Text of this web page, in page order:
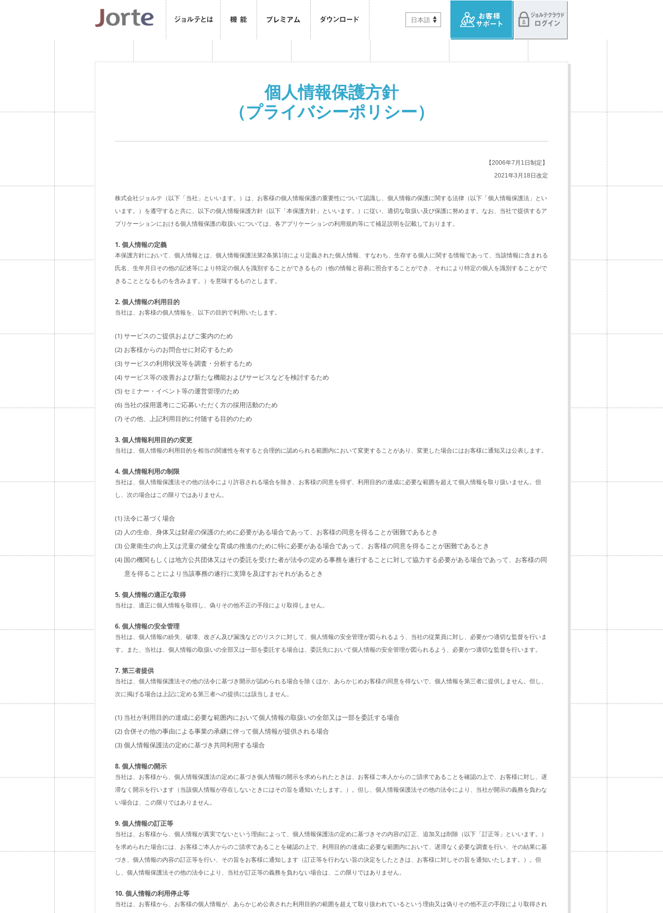
日本語
個人情報保護方針
（プライバシーポリシー）
【2006年7月1日制定】
2021年3月18日改定
株式会社ジョルテ（以下「当社」といいます。）は、お客様の個人情報保護の重要性について認識し、個人情報の保護に関する法律（以下「個人情報保護法」とい
います。）を遵守すると共に、以下の個人情報保護方針（以下「本保護方針」といいます。）に従い、適切な取扱い及び保護に努めます。なお、当社で提供するア
プリケーションにおける個人情報保護の取扱いについては、各アプリケーションの利用規約等にて補足説明を記載しております。
1. 個人情報の定義
本保護方針において、個人情報とは、個人情報保護法第2条第1項により定義された個人情報、すなわち、生存する個人に関する情報であって、当該情報に含まれる
氏名、生年月日その他の記述等により特定の個人を識別することができるもの（他の情報と容易に照合することができ、それにより特定の個人を識別することがで
きることとなるものを含みます。）を意味するものとします。
2. 個人情報の利用目的
当社は、お客様の個人情報を、以下の目的で利用いたします。
(1) サービスのご提供およびご案内のため
(2) お客様からのお問合せに対応するため
(3) サービスの利用状況等を調査・分析するため
(4) サービス等の改善および新たな機能およびサービスなどを検討するため
(5) セミナー・イベント等の運営管理のため
(6) 当社の採用選考にご応募いただく方の採用活動のため
(7) その他、上記利用目的に付随する目的のため
3. 個人情報利用目的の変更
当社は、個人情報の利用目的を相当の関連性を有すると合理的に認められる範囲内において変更することがあり、変更した場合にはお客様に通知又は公表します。
4. 個人情報利用の制限
当社は、個人情報保護法その他の法令により許容される場合を除き、お客様の同意を得ず、利用目的の達成に必要な範囲を超えて個人情報を取り扱いません。但
し、次の場合はこの限りではありません。
(1) 法令に基づく場合
(2) 人の生命、身体又は財産の保護のために必要がある場合であって、お客様の同意を得ることが困難であるとき
(3) 公衆衛生の向上又は児童の健全な育成の推進のために特に必要がある場合であって、お客様の同意を得ることが困難であるとき
(4) 国の機関もしくは地方公共団体又はその委託を受けた者が法令の定める事務を遂行することに対して協力する必要がある場合であって、お客様の同
意を得ることにより当該事務の遂行に支障を及ぼすおそれがあるとき
5. 個人情報の適正な取得
当社は、適正に個人情報を取得し、偽りその他不正の手段により取得しません。
6. 個人情報の安全管理
当社は、個人情報の紛失、破壊、改ざん及び漏洩などのリスクに対して、個人情報の安全管理が図られるよう、当社の従業員に対し、必要かつ適切な監督を行いま
す。また、当社は、個人情報の取扱いの全部又は一部を委託する場合は、委託先において個人情報の安全管理が図られるよう、必要かつ適切な監督を行います。
7. 第三者提供
当社は、個人情報保護法その他の法令に基づき開示が認められる場合を除くほか、あらかじめお客様の同意を得ないで、個人情報を第三者に提供しません。但し、
次に掲げる場合は上記に定める第三者への提供には該当しません。
(1) 当社が利用目的の達成に必要な範囲内において個人情報の取扱いの全部又は一部を委託する場合
(2) 合併その他の事由による事業の承継に伴って個人情報が提供される場合
(3) 個人情報保護法の定めに基づき共同利用する場合
8. 個人情報の開示
当社は、お客様から、個人情報保護法の定めに基づき個人情報の開示を求められたときは、お客様ご本人からのご請求であることを確認の上で、お客様に対し、遅
滞なく開示を行います（当該個人情報が存在しないときにはその旨を通知いたします。）。但し、個人情報保護法その他の法令により、当社が開示の義務を負わな
い場合は、この限りではありません。
9. 個人情報の訂正等
当社は、お客様から、個人情報が真実でないという理由によって、個人情報保護法の定めに基づきその内容の訂正、追加又は削除（以下「訂正等」といいます。）
を求められた場合には、お客様ご本人からのご請求であることを確認の上で、利用目的の達成に必要な範囲内において、遅滞なく必要な調査を行い、その結果に基
づき、個人情報の内容の訂正等を行い、その旨をお客様に通知します（訂正等を行わない旨の決定をしたときは、お客様に対しその旨を通知いたします。）。但
し、個人情報保護法その他の法令により、当社が訂正等の義務を負わない場合は、この限りではありません。
10. 個人情報の利用停止等
当社は、お客様から、お客様の個人情報が、あらかじめ公表された利用目的の範囲を超えて取り扱われているという理由又は偽りその他不正の手段により取得され